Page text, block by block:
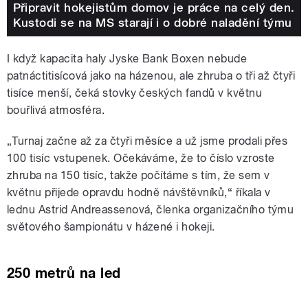
Připravit hokejistům domov je práce na celý den.
Kustodi se na MS starají i o dobré naladění týmu
I když kapacita haly Jyske Bank Boxen nebude
patnáctitisícová jako na házenou, ale zhruba o tři až čtyři
tisíce menší, čeká stovky českých fandů v květnu
bouřlivá atmosféra.
„Turnaj začne až za čtyři měsíce a už jsme prodali přes
100 tisíc vstupenek. Očekáváme, že to číslo vzroste
zhruba na 150 tisíc, takže počítáme s tím, že sem v
květnu přijede opravdu hodně návštěvníků,“ říkala v
lednu Astrid Andreassenová, členka organizačního týmu
světového šampionátu v házené i hokeji.
250 metrů na led